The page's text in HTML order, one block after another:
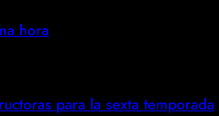
hora
para la sexta temporada